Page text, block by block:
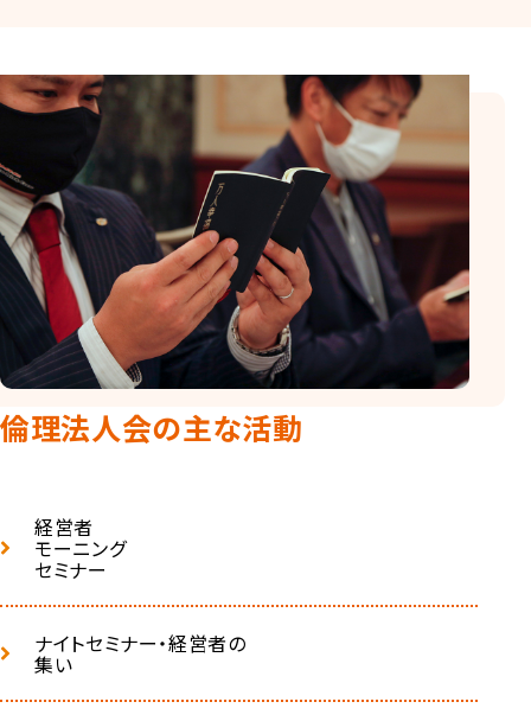
倫理法人会の主な活動
経営者
モーニング
セミナー
ナイトセミナー・経営者の
集い